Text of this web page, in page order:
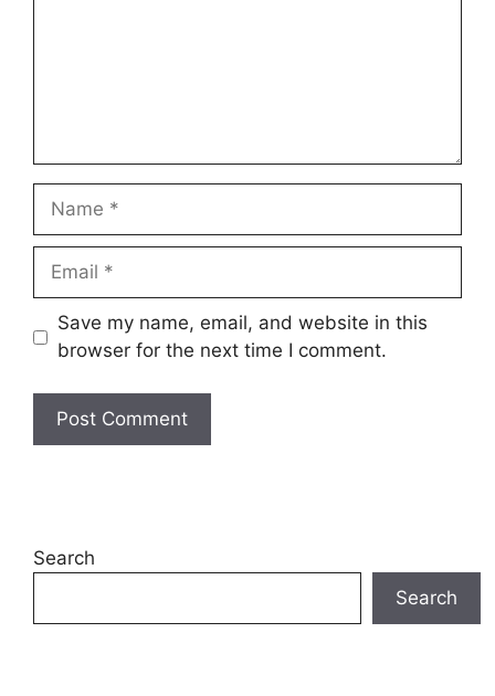
Save my name, email, and website in this
browser for the next time I comment.
Search
Search